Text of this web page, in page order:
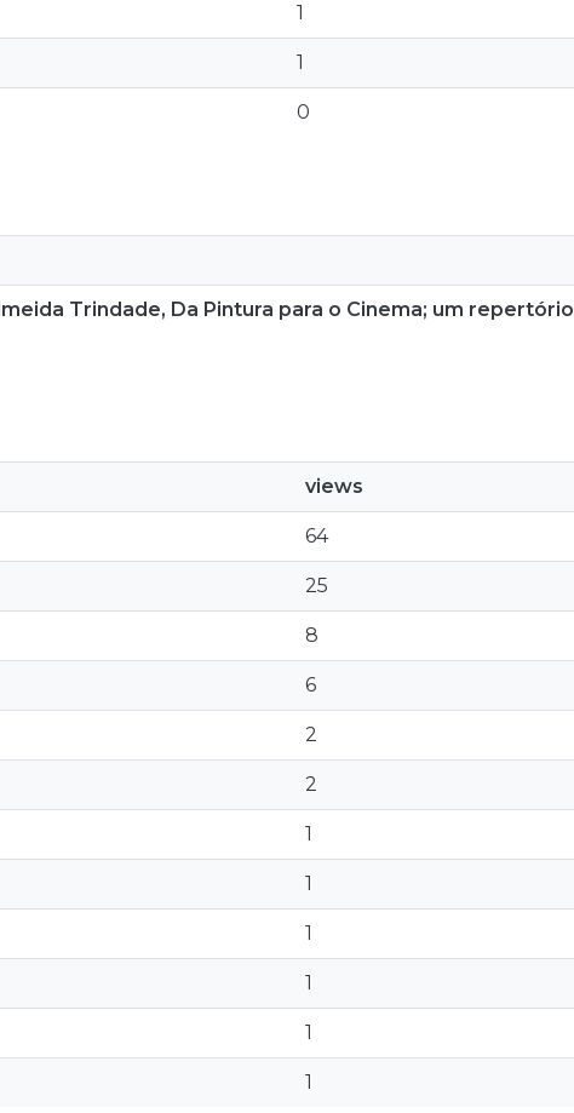
1
1
0
Trindade, Da Pintura para o Cinema; um repertório
views
64
25
8
6
2
2
1
1
1
1
1
1